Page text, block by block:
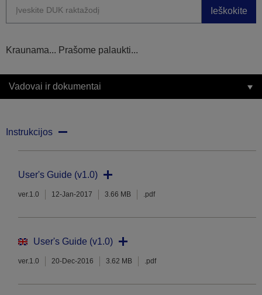
Ieškokite
Kraunama... Prašome palaukti...
Vadovai ir dokumentai
Instrukcijos
User's Guide (v1.0)
ver.1.0 12-Jan-2017 3.66 MB .pdf
User's Guide (v1.0)
ver.1.0 20-Dec-2016 3.62 MB .pdf